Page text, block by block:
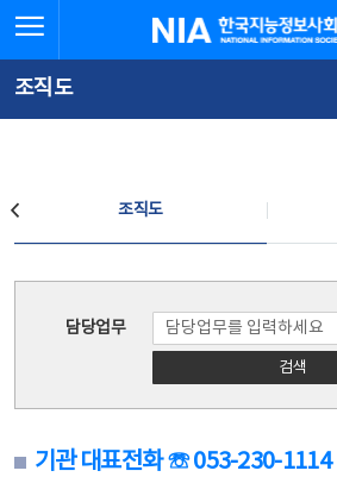
문
로
가
체
뉴
바
가
한국지능정보사회진흥원
조직도
조직도
담당업무
검색
기관 대표전화 ☏ 053-230-1114